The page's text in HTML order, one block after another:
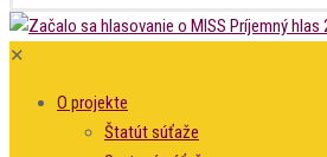
✕
O projekte
Štatút súťaže